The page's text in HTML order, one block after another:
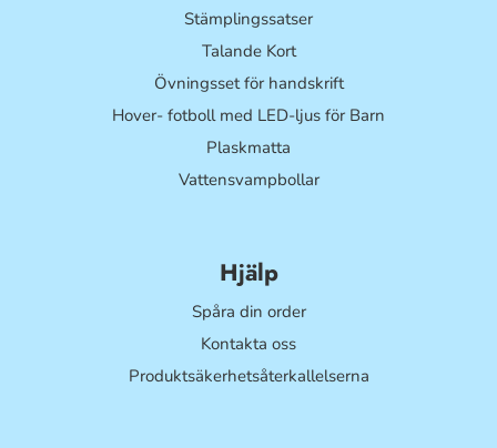
Stämplingssatser
Talande Kort
Övningsset för handskrift
Hover- fotboll med LED-ljus för Barn
Plaskmatta
Vattensvampbollar
Hjälp
Spåra din order
Kontakta oss
Produktsäkerhetsåterkallelserna